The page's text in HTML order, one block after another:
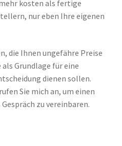
kosten als fertige
nur eben Ihre eigenen
die Ihnen ungefähre Preise
Grundlage für eine
dienen sollen.
Sie mich an, um einen
zu vereinbaren.